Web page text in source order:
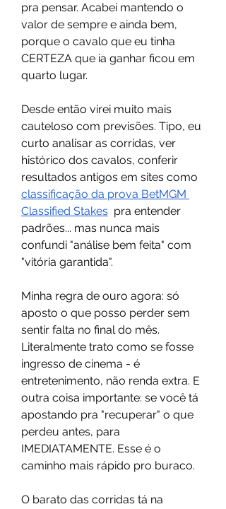
pra pensar. Acabei mantendo o
valor de sempre e ainda bem,
porque o cavalo que eu tinha
CERTEZA que ia ganhar ficou em
quarto lugar.
Desde então virei muito mais
cauteloso com previsões. Tipo, eu
curto analisar as corridas, ver
histórico dos cavalos, conferir
classificação da prova BetMGM
Classified Stakes pra entender
padrões... mas nunca mais
confundi "análise bem feita" com
"vitória garantida".
Minha regra de ouro agora: só
aposto o que posso perder sem
sentir falta no final do mês.
Literalmente trato como se fosse
ingresso de cinema - é
entretenimento, não renda extra. E
outra coisa importante: se você tá
apostando pra "recuperar" o que
perdeu antes, para
IMEDIATAMENTE. Esse é o
caminho mais rápido pro buraco.
O barato das corridas tá na